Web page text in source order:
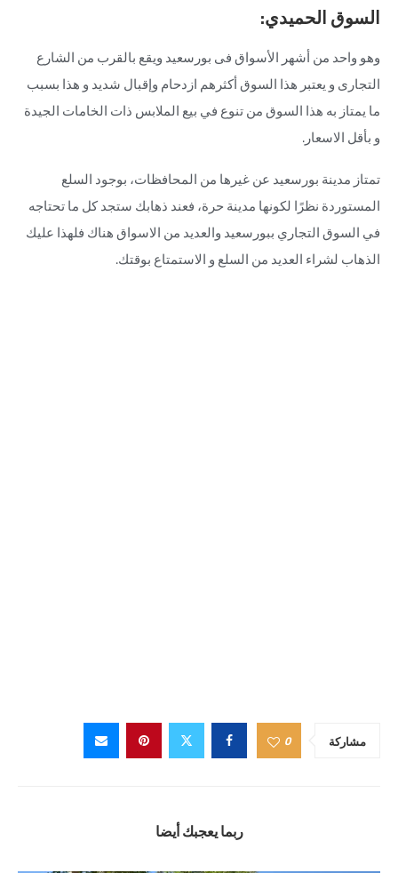
السوق الحميدي:
وهو واحد من أشهر الأسواق فى بورسعيد ويقع بالقرب من الشارع
التجارى و يعتبر هذا السوق أكثرهم ازدحام وإقبال شديد و هذا بسبب
ما يمتاز به هذا السوق من تنوع في بيع الملابس ذات الخامات الجيدة
و بأقل الاسعار.
تمتاز مدينة بورسعيد عن غيرها من المحافظات، بوجود السلع
المستوردة نظرًا لكونها مدينة حرة، فعند ذهابك ستجد كل ما تحتاجه
في السوق التجاري ببورسعيد والعديد من الاسواق هناك فلهذا عليك
الذهاب لشراء العديد من السلع و الاستمتاع بوقتك.
مشاركة 0
ربما يعجبك أيضا